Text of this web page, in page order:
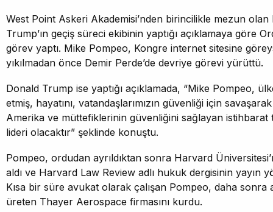
West Point Askeri Akademisi’nden birincilikle mezun
Trump’ın geçiş süreci ekibinin yaptığı açıklamaya göre
görev yaptı. Mike Pompeo, Kongre internet sitesine
yıkılmadan önce Demir Perde’de devriye görevi yürüttü.
Donald Trump ise yaptığı açıklamada, “Mike Pompeo,
etmiş, hayatını, vatandaşlarımızın güvenliği için
Amerika ve müttefiklerinin güvenliğini sağlayan istihbarat
lideri olacaktır” şeklinde konuştu.
Pompeo, ordudan ayrıldıktan sonra Harvard
aldı ve Harvard Law Review adlı hukuk dergisinin yayın
Kısa bir süre avukat olarak çalışan Pompeo, daha
üreten Thayer Aerospace firmasını kurdu.